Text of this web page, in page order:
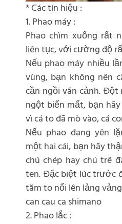
* Các tín hiệu :
1. Phao máy :
Phao chìm xuống rất
liên tục, với cường độ
Nếu phao máy nhiều
vùng, bạn không nên
cần ngồi vãn cảnh.
ngột biến mất, bạn
vì cá to đã mò vào, cá
Nếu phao đang yên
một hai cái, bạn hãy
chú chép hay chú trê
ten. Đặc biệt lúc trước
tăm to nổi lên lảng
can cau ca shimano
2. Phao lắc :